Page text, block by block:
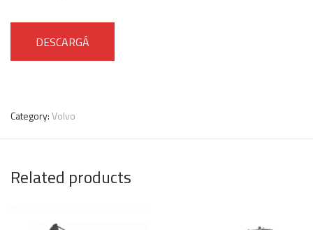
DESCARGÁ
Category:Volvo
Related products